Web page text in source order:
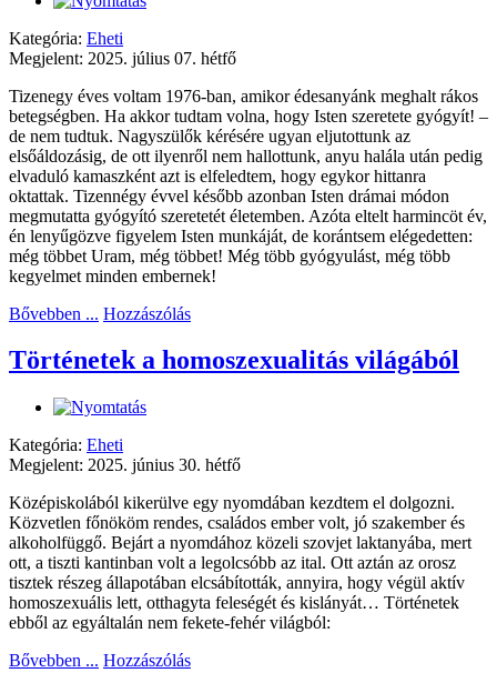
Kategória: Eheti
Megjelent: 2025. július 07. hétfő
Tizenegy éves voltam 1976-ban, amikor édesanyánk meghalt rákos
betegségben. Ha akkor tudtam volna, hogy Isten szeretete gyógyít! –
de nem tudtuk. Nagyszülők kérésére ugyan eljutottunk az
elsőáldozásig, de ott ilyenről nem hallottunk, anyu halála után pedig
elvaduló kamaszként azt is elfeledtem, hogy egykor hittanra
oktattak. Tizennégy évvel később azonban Isten drámai módon
megmutatta gyógyító szeretetét életemben. Azóta eltelt harmincöt év,
én lenyűgözve figyelem Isten munkáját, de korántsem elégedetten:
még többet Uram, még többet! Még több gyógyulást, még több
kegyelmet minden embernek!
Bővebben ... Hozzászólás
Történetek a homoszexualitás világából
Kategória: Eheti
Megjelent: 2025. június 30. hétfő
Középiskolából kikerülve egy nyomdában kezdtem el dolgozni.
Közvetlen főnököm rendes, családos ember volt, jó szakember és
alkoholfüggő. Bejárt a nyomdához közeli szovjet laktanyába, mert
ott, a tiszti kantinban volt a legolcsóbb az ital. Ott aztán az orosz
tisztek részeg állapotában elcsábították, annyira, hogy végül aktív
homoszexuális lett, otthagyta feleségét és kislányát… Történetek
ebből az egyáltalán nem fekete-fehér világból:
Bővebben ... Hozzászólás